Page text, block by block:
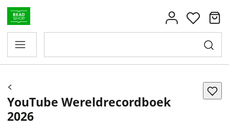
YouTube Wereldrecordboek
2026